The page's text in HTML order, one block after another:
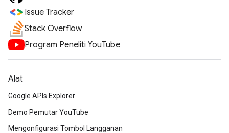
Issue Tracker
Stack Overflow
Program Peneliti YouTube
Alat
Google APIs Explorer
Demo Pemutar YouTube
Mengonfigurasi Tombol Langganan